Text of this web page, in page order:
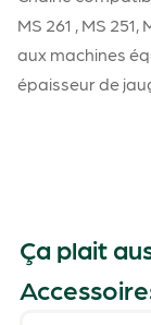
MS 261 , MS
aux machines
épaisseur de
Ça plait